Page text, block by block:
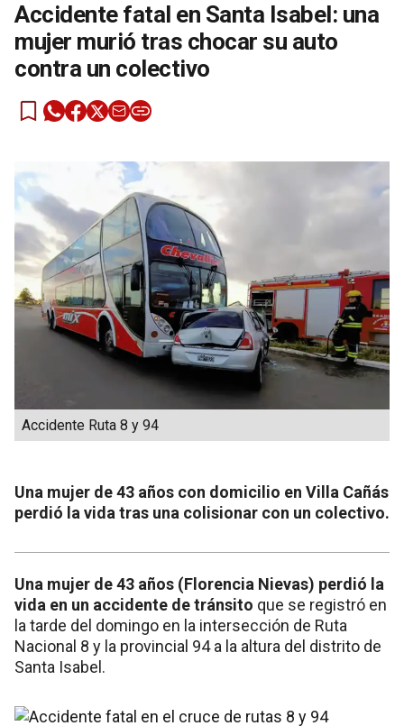
Accidente fatal en Santa Isabel: una
mujer murió tras chocar su auto
contra un colectivo
Accidente Ruta 8 y 94
Una mujer de 43 años con domicilio en Villa Cañás
perdió la vida tras una colisionar con un colectivo.
Una mujer de 43 años (Florencia Nievas) perdió la
vida en un accidente de tránsito que se registró en
la tarde del domingo en la intersección de Ruta
Nacional 8 y la provincial 94 a la altura del distrito de
Santa Isabel.